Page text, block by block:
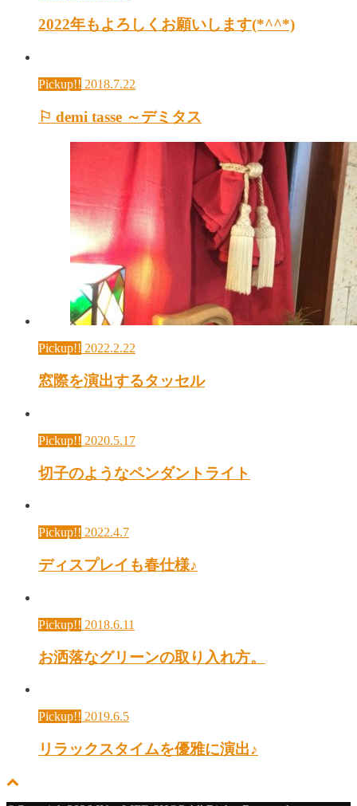
2022年もよろしくお願いします(*^^*)
Pickup!! 2018.7.22
⚐ demi tasse ～デミタス
Pickup!! 2022.2.22
窓際を演出するタッセル
Pickup!! 2020.5.17
切子のようなペンダントライト
Pickup!! 2022.4.7
ディスプレイも春仕様♪
Pickup!! 2018.6.11
お洒落なグリーンの取り入れ方。
Pickup!! 2019.6.5
リラックスタイムを優雅に演出♪